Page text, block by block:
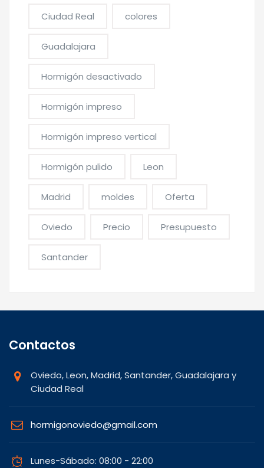
Ciudad Real colores
Guadalajara
Hormigón desactivado
Hormigón impreso
Hormigón impreso vertical
Hormigón pulido Leon
Madrid moldes Oferta
Oviedo Precio Presupuesto
Santander
Contactos
Oviedo, Leon, Madrid, Santander, Guadalajara y
Ciudad Real
hormigonoviedo@gmail.com
Lunes-Sábado: 08:00 - 22:00